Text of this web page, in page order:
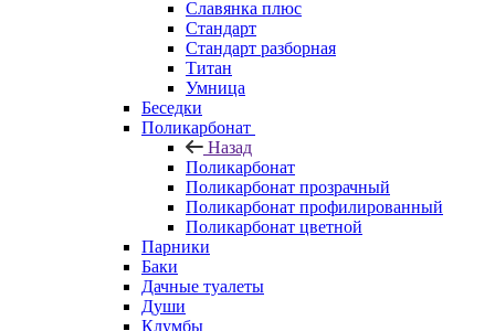
Славянка плюс
Стандарт
Стандарт разборная
Титан
Умница
Беседки
Поликарбонат
Назад
Поликарбонат
Поликарбонат прозрачный
Поликарбонат профилированный
Поликарбонат цветной
Парники
Баки
Дачные туалеты
Души
Клумбы